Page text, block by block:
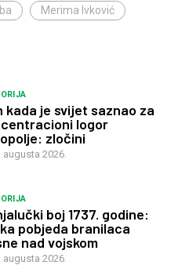
Merima Ivković
kada je svijet saznao za
logor
zločini
augusta 2026.
boj 1737. godine:
pobjeda branilaca
nad vojskom
augusta 2026.